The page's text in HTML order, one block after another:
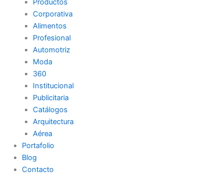
Productos
Corporativa
Alimentos
Profesional
Automotriz
Moda
360
Institucional
Publicitaria
Catálogos
Arquitectura
Aérea
Portafolio
Blog
Contacto